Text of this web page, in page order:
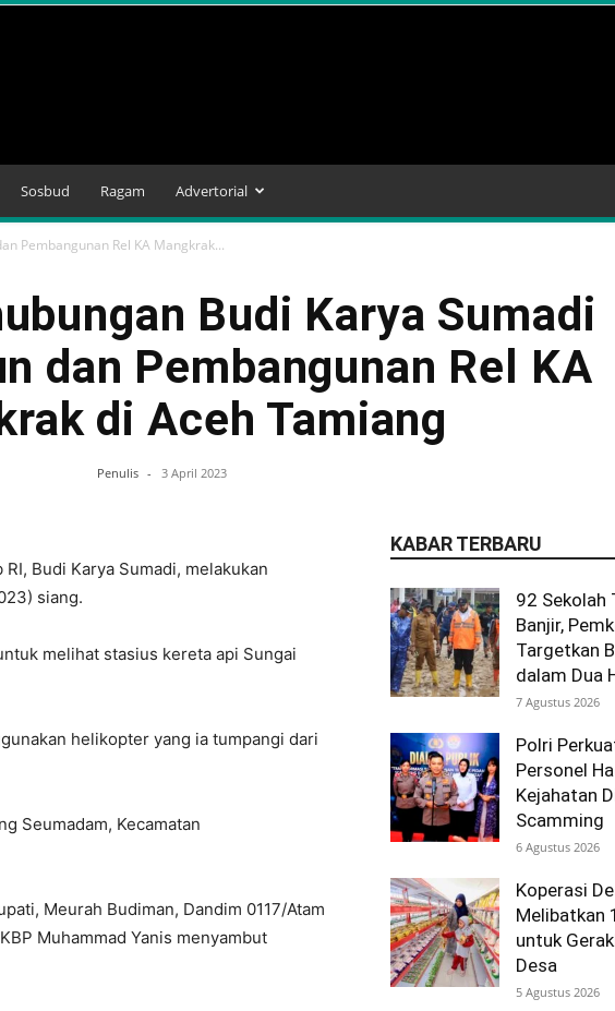
Sosbud Ragam Advertorial
Pembangunan Rel KA Mangkrak...
Budi Karya Sumadi
dan Pembangunan Rel KA
di Aceh Tamiang
Penulis - 3 April 2023
Budi Karya Sumadi, melakukan
siang.
melihat stasius kereta api Sungai
helikopter yang ia tumpangi dari
Seumadam, Kecamatan
Meurah Budiman, Dandim 0117/Atam
Muhammad Yanis menyambut
KABAR TERBARU
92 Sekolah
Banjir,
Targetkan
dalam Dua
7 Agustus 2026
Polri
Personel
Kejahatan
Scamming
6 Agustus 2026
Koperasi
Melibatkan
untuk
Desa
5 Agustus 2026